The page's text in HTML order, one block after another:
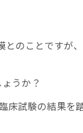
のことですが
うか？
床試験の結果を